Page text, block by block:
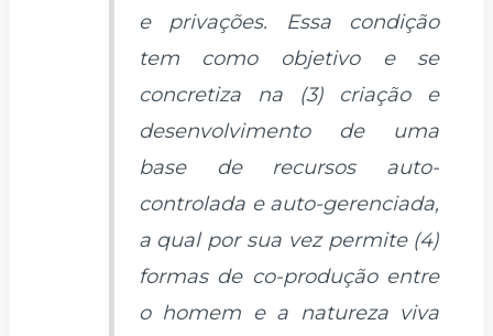
e privações. Essa condição
tem como objetivo e se
concretiza na (3) criação e
desenvolvimento de uma
base de recursos auto-
controlada e auto-gerenciada,
a qual por sua vez permite (4)
formas de co-produção entre
o homem e a natureza viva